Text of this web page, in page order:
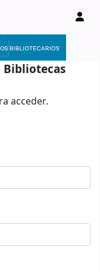
Bibliotecas
acceder.